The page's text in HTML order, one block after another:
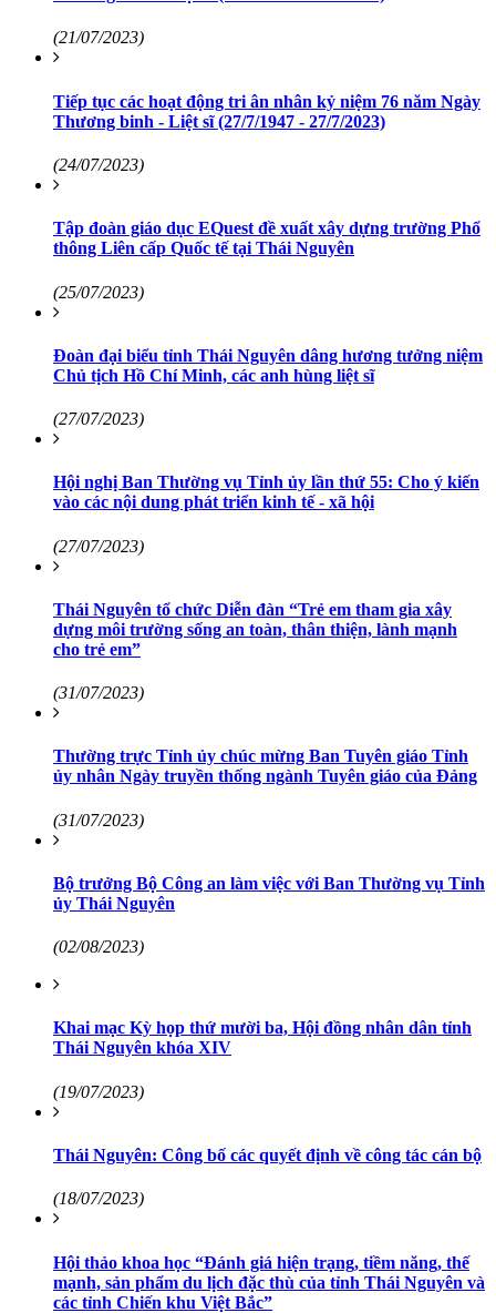
(21/07/2023)
Tiếp tục các hoạt động tri ân nhân kỷ niệm 76 năm Ngày
Thương binh - Liệt sĩ (27/7/1947 - 27/7/2023)
(24/07/2023)
Tập đoàn giáo dục EQuest đề xuất xây dựng trường Phổ
thông Liên cấp Quốc tế tại Thái Nguyên
(25/07/2023)
Đoàn đại biểu tỉnh Thái Nguyên dâng hương tưởng niệm
Chủ tịch Hồ Chí Minh, các anh hùng liệt sĩ
(27/07/2023)
Hội nghị Ban Thường vụ Tỉnh ủy lần thứ 55: Cho ý kiến
vào các nội dung phát triển kinh tế - xã hội
(27/07/2023)
Thái Nguyên tổ chức Diễn đàn “Trẻ em tham gia xây
dựng môi trường sống an toàn, thân thiện, lành mạnh
cho trẻ em”
(31/07/2023)
Thường trực Tỉnh ủy chúc mừng Ban Tuyên giáo Tỉnh
ủy nhân Ngày truyền thống ngành Tuyên giáo của Đảng
(31/07/2023)
Bộ trưởng Bộ Công an làm việc với Ban Thường vụ Tỉnh
ủy Thái Nguyên
(02/08/2023)
Khai mạc Kỳ họp thứ mười ba, Hội đồng nhân dân tỉnh
Thái Nguyên khóa XIV
(19/07/2023)
Thái Nguyên: Công bố các quyết định về công tác cán bộ
(18/07/2023)
Hội thảo khoa học “Đánh giá hiện trạng, tiềm năng, thế
mạnh, sản phẩm du lịch đặc thù của tỉnh Thái Nguyên và
các tỉnh Chiến khu Việt Bắc”